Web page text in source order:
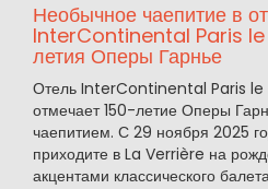
Необычное чаепитие в
InterContinental Paris le
летия Оперы Гарнье
Отель InterContinental Paris le
отмечает 150-летие Оперы
чаепитием. С 29 ноября 2025
приходите в La Verrière на
акцентами классического